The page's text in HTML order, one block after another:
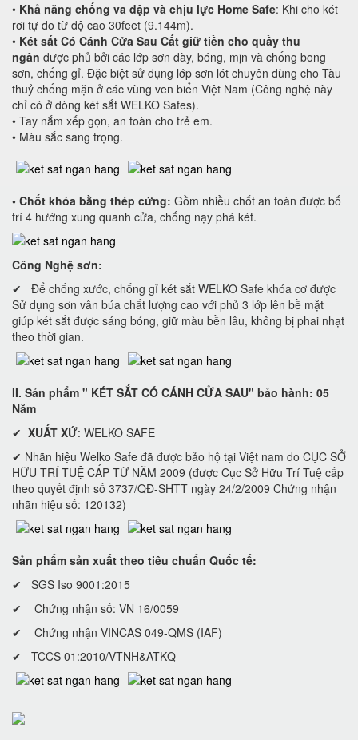
• Khả năng chống va đập và chịu lực Home Safe: Khi cho két
rơi tự do từ độ cao 30feet (9.144m).
• Két sắt Có Cánh Cửa Sau Cất giữ tiền cho quầy thu
ngân được phủ bởi các lớp sơn dày, bóng, mịn và chống bong
sơn, chống gỉ. Đặc biệt sử dụng lớp sơn lót chuyên dùng cho Tàu
thuỷ chống mặn ở các vùng ven biển Việt Nam (Công nghệ này
chỉ có ở dòng két sắt WELKO Safes).
• Tay nắm xếp gọn, an toàn cho trẻ em.
• Màu sắc sang trọng.
• Chốt khóa bằng thép cứng: Gồm nhiều chốt an toàn được bố
trí 4 hướng xung quanh cửa, chống nạy phá két.
Công Nghệ sơn:
✔ Để chống xước, chống gỉ két sắt WELKO Safe khóa cơ được
Sử dụng sơn vân búa chất lượng cao với phủ 3 lớp lên bề mặt
giúp két sắt được sáng bóng, giữ màu bền lâu, không bị phai nhạt
theo thời gian.
II. Sản phẩm " KÉT SẮT CÓ CÁNH CỬA SAU" bảo hành: 05
Năm
✔ XUẤT XỨ: WELKO SAFE
✔ Nhãn hiệu Welko Safe đã được bảo hộ tại Việt nam do CỤC SỞ
HỮU TRÍ TUỆ CẤP TỪ NĂM 2009 (được Cục Sở Hữu Trí Tuệ cấp
theo quyết định số 3737/QĐ-SHTT ngày 24/2/2009 Chứng nhận
nhãn hiệu số: 120132)
Sản phẩm sản xuất theo tiêu chuẩn Quốc tế:
✔ SGS Iso 9001:2015
✔ Chứng nhận số: VN 16/0059
✔ Chứng nhận VINCAS 049-QMS (IAF)
✔ TCCS 01:2010/VTNH&ATKQ